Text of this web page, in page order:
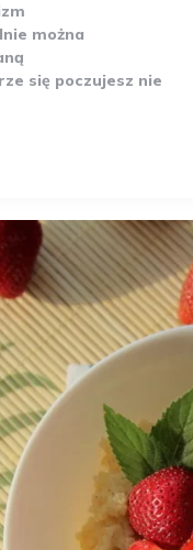
można
się poczujesz nie